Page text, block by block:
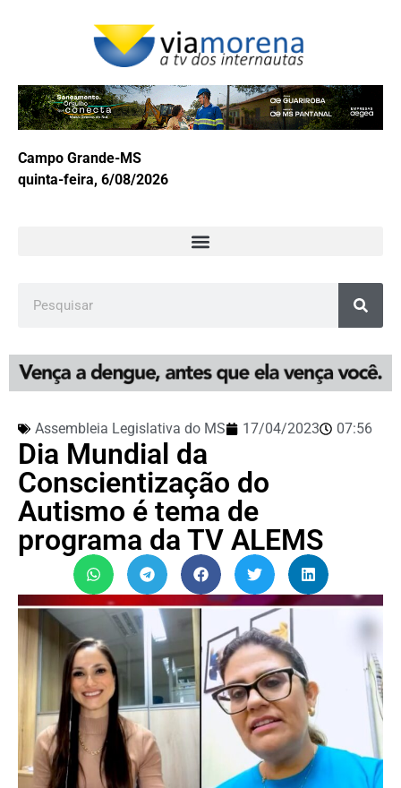
Campo Grande-MS
quinta-feira, 6/08/2026
Assembleia Legislativa do MS 17/04/2023 07:56
Dia Mundial da
Conscientização do
Autismo é tema de
programa da TV ALEMS